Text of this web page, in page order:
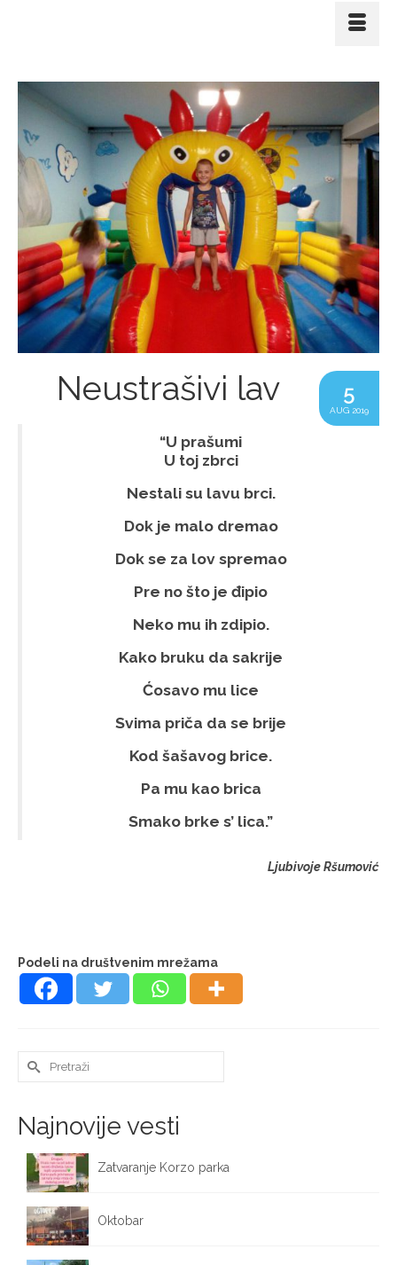
5
AUG 2019
Neustrašivi lav
“U prašumi
U toj zbrci
Nestali su lavu brci.
Dok je malo dremao
Dok se za lov spremao
Pre no što je đipio
Neko mu ih zdipio.
Kako bruku da sakrije
Ćosavo mu lice
Svima priča da se brije
Kod šašavog brice.
Pa mu kao brica
Smako brke s’ lica.”
Ljubivoje Ršumović
Podeli na društvenim mrežama
Search
for:
Najnovije vesti
Zatvaranje Korzo parka
Oktobar